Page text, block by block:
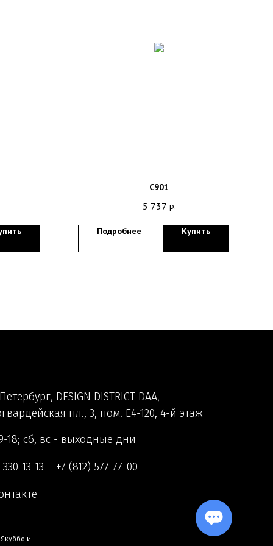
C901
5 737 р.
Подробнее Купить
DESIGN DISTRICT DAA,
пл., 3, пом. Е4-120, 4-й этаж
18; сб, вс - выходные дни
13-13 +7 (812) 577-77-00
и